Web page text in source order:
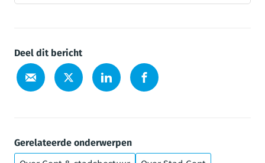
Deel dit bericht
Gerelateerde onderwerpen